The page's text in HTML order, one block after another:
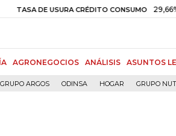
DE USURA CRÉDITO CONSUMO 29,66%
AGRONEGOCIOS ANÁLISIS ASUNTOS
GRUPO ARGOS ODINSA HOGAR GRUPO